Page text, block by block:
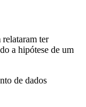
ter
a hipótese de um
de dados